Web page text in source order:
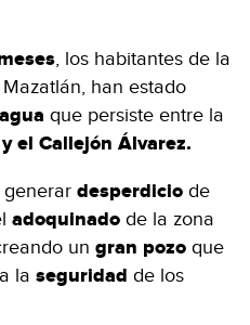
, los habitantes de la
Mazatlán, han estado
que persiste entre la
el Callejón Álvarez.
generardesperdicio de
adoquinado de la zona
ungran pozo que
laseguridad de los